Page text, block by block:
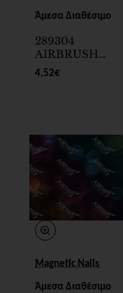
Άμεσα Διαθέσιμο
289304
AIRBRUSH
STENCIL
FRENCH No11
4,52€
Magnetic Nails
Άμεσα Διαθέσιμο